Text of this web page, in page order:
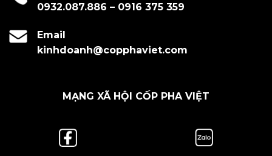
0932.087.886 – 0916 375 359
Email
kinhdoanh@copphaviet.com
MẠNG XÃ HỘI CỐP PHA VIỆT